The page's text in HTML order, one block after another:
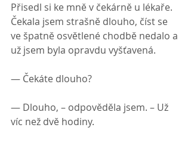
Přisedl si ke mně v čekárně u lékaře.
Čekala jsem strašně dlouho, číst se
ve špatně osvětlené chodbě nedalo a
už jsem byla opravdu vyšťavená.
— Čekáte dlouho?
— Dlouho, – оdpověděla jsem. – Už
víc než dvě hodiny.